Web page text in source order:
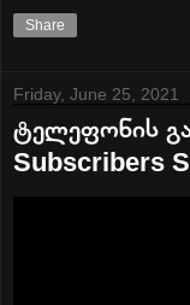
Share
Friday, June 25, 2021
ტელეფონის
Subscribers